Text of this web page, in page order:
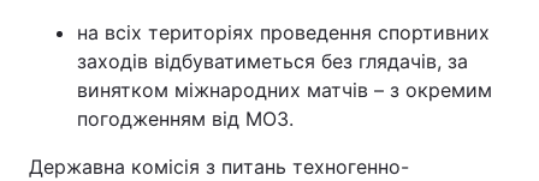
на всіх територіях проведення спортивних
заходів відбуватиметься без глядачів, за
винятком міжнародних матчів – з окремим
погодженням від МОЗ.
Державна комісія з питань техногенно-